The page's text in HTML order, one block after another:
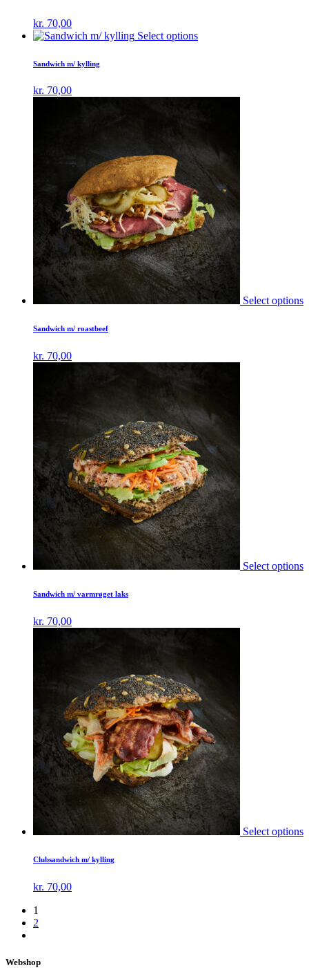
kr. 70,00
Select options
Sandwich m/ kylling
kr. 70,00
Select options
Sandwich m/ roastbeef
kr. 70,00
Select options
Sandwich m/ varmrøget laks
kr. 70,00
Select options
Clubsandwich m/ kylling
kr. 70,00
1
2
Webshop